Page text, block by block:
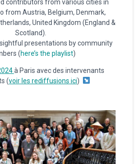
contributors from various cities in
from Austria, Belgium, Denmark,
United Kingdom (England &
Scotland).
presentations by community
(here’s the playlist)
à Paris avec des intervenants
(voir les rediffusions ici)